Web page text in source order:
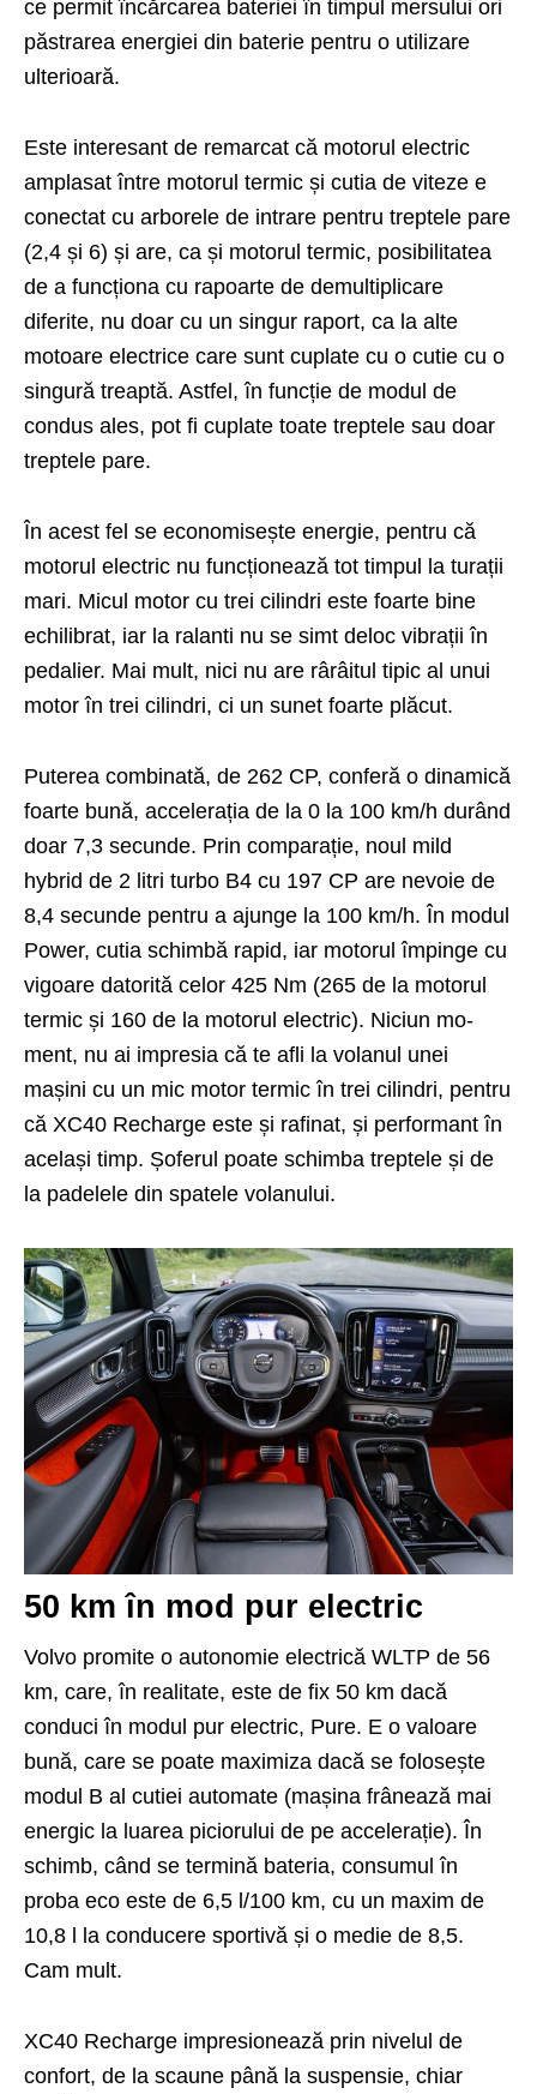
ce permit încărcarea bateriei în timpul mersului ori
păstrarea energiei din baterie pentru o utilizare
ulterioară.
Este interesant de remarcat că motorul electric
amplasat între mo­torul termic și cutia de viteze e
conectat cu arborele de intrare pen­tru treptele pare
(2,4 și 6) și are, ca și motorul termic, posibilitatea
de a func­ționa cu rapoarte de demultiplicare
diferite, nu doar cu un singur raport, ca la alte
motoare electrice care sunt cuplate cu o cutie cu o
singură treaptă. Astfel, în funcție de modul de
condus ales, pot fi cuplate toate treptele sau doar
trep­tele pare.
În acest fel se economisește energie, pentru că
motorul electric nu funcționează tot timpul la turații
mari. Micul motor cu trei cilindri este foarte bine
echilibrat, iar la ralanti nu se simt deloc vibrații în
pedalier. Mai mult, nici nu are rârâitul tipic al unui
motor în trei cilindri, ci un sunet foarte plăcut.
Puterea combinată, de 262 CP, conferă o dinamică
foarte bună, accelerația de la 0 la 100 km/h durând
doar 7,3 secun­de. Prin comparație, noul mild
hybrid de 2 litri turbo B4 cu 197 CP are nevoie de
8,4 secunde pentru a ajunge la 100 km/h. În modul
Power, cutia schimbă rapid, iar motorul împinge cu
vigoare datorită celor 425 Nm (265 de la motorul
termic și 160 de la motorul electric). Niciun mo­
ment, nu ai impresia că te afli la volanul unei
mașini cu un mic motor termic în trei cilindri, pentru
că XC40 Recharge este și rafinat, și performant în
același timp. Șoferul poate schimba treptele și de
la padelele din spatele volanului.
50 km în mod pur electric
Volvo promite o autonomie electrică WLTP de 56
km, care, în realitate, este de fix 50 km dacă
conduci în modul pur electric, Pure. E o valoare
bună, care se poate maximiza dacă se folosește
modul B al cutiei automate (mașina frânează mai
energic la luarea piciorului de pe accele­rație). În
schimb, când se termină bateria, consumul în
proba eco este de 6,5 l/100 km, cu un maxim de
10,8 l la conducere sportivă și o medie de 8,5.
Cam mult.
XC40 Recharge impresionează prin nivelul de
confort, de la scaune până la suspensie, chiar